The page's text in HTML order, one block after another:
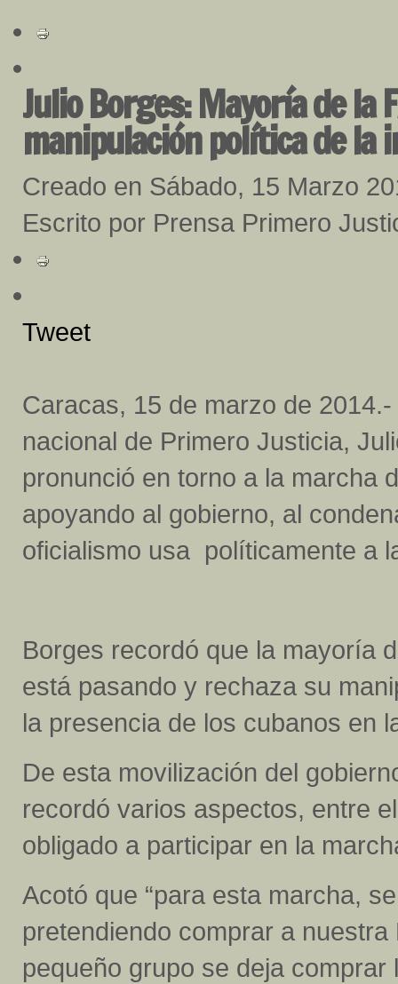
Julio Borges: Mayoría de la
manipulación política de la
Creado en Sábado, 15 Marzo
Escrito por Prensa Primero
Tweet
Caracas, 15 de marzo de
nacional de Primero Justicia,
pronunció en torno a la marcha
apoyando al gobierno, al
oficialismo usa políticamente a
Borges recordó que la mayoría
está pasando y rechaza su
la presencia de los cubanos en
De esta movilización del
recordó varios aspectos, entre
obligado a participar en la
Acotó que “para esta marcha,
pretendiendo comprar a
pequeño grupo se deja